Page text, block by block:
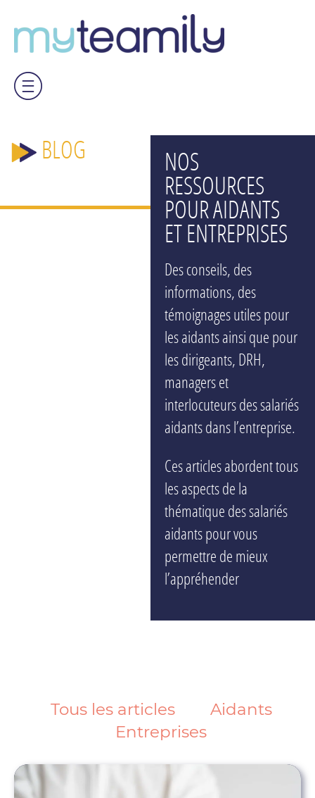
BLOG NOS
RESSOURCES
POUR AIDANTS
ET ENTREPRISES
Des conseils, des
informations, des
témoignages utiles pour
les aidants ainsi que pour
les dirigeants, DRH,
managers et
interlocuteurs des salariés
aidants dans l’entreprise.
Ces articles abordent tous
les aspects de la
thématique des salariés
aidants pour vous
permettre de mieux
l’appréhender
Tous les articles
Aidants
Entreprises